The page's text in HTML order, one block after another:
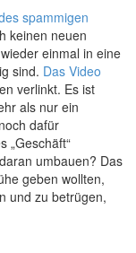
spammigen
keinen neuen
einmal in eine
sind. Das Video
verlinkt. Es ist
als nur ein
dafür
„Geschäft“
umbauen? Das
geben wollten,
und zu betrügen,